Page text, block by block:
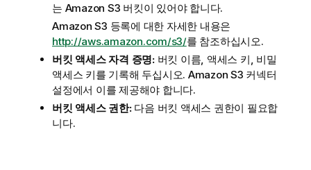
는 Amazon S3 버킷이 있어야 합니다.
Amazon S3 등록에 대한 자세한 내용은
http://aws.amazon.com/s3/를 참조하십시오.
버킷 액세스 자격 증명:버킷 이름, 액세스 키, 비밀
액세스 키를 기록해 두십시오. Amazon S3 커넥터
설정에서 이를 제공해야 합니다.
버킷 액세스 권한:다음 버킷 액세스 권한이 필요합
니다.